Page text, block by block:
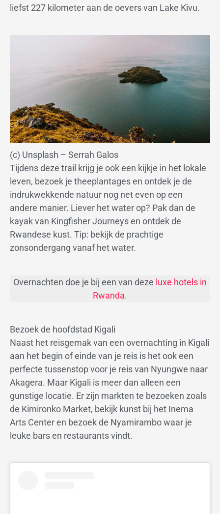
liefst 227 kilometer aan de oevers van Lake Kivu.
(c) Unsplash – Serrah Galos
Tijdens deze trail krijg je ook een kijkje in het lokale
leven, bezoek je theeplantages en ontdek je de
indrukwekkende natuur nog net even op een
andere manier. Liever het water op? Pak dan de
kayak van Kingfisher Journeys en ontdek de
Rwandese kust. Tip: bekijk de prachtige
zonsondergang vanaf het water.
Overnachten doe je bij een van deze luxe hotels in
Rwanda.
Bezoek de hoofdstad Kigali
Naast het reisgemak van een overnachting in Kigali
aan het begin of einde van je reis is het ook een
perfecte tussenstop voor je reis van Nyungwe naar
Akagera. Maar Kigali is meer dan alleen een
gunstige locatie. Er zijn markten te bezoeken zoals
de Kimironko Market, bekijk kunst bij het Inema
Arts Center en bezoek de Nyamirambo waar je
leuke bars en restaurants vindt.